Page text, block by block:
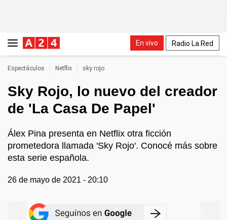
En vivo Radio La Red
Espectáculos Netflix sky rojo
Sky Rojo, lo nuevo del creador
de 'La Casa De Papel'
Álex Pina presenta en Netflix otra ficción
prometedora llamada 'Sky Rojo'. Conocé más sobre
esta serie española.
26 de mayo de 2021 - 20:10